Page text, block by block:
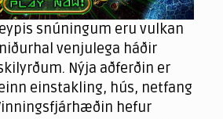
snúningum eru vulkan
venjulega háðir
Nýja aðferðin er
einstakling, hús, netfang
hefur